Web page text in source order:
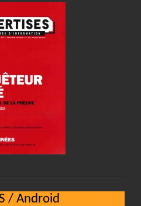
/ Android